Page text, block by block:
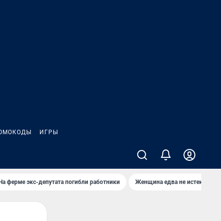
ИГРЫ
ферме экс-депутата погибли работники Женщина едва не истекла